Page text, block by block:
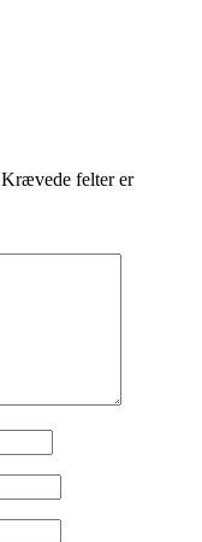
Krævede felter er